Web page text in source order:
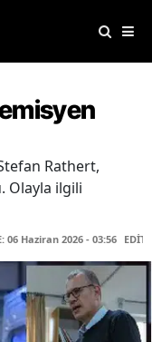
Rathert,
Olayla ilgili
06 Haziran 2026 - 03:56